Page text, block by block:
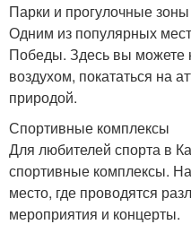
Парки и прогулочные зоны
Одним из популярных
Победы. Здесь вы можете
воздухом, покататься на
природой.
Спортивные комплексы
Для любителей спорта в
спортивные комплексы.
место, где проводятся
мероприятия и концерты.